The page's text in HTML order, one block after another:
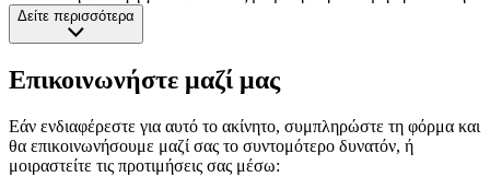
Δείτε περισσότερα
Επικοινωνήστε μαζί μας
Εάν ενδιαφέρεστε για αυτό το ακίνητο, συμπληρώστε τη φόρμα και
θα επικοινωνήσουμε μαζί σας το συντομότερο δυνατόν, ή
μοιραστείτε τις προτιμήσεις σας μέσω: